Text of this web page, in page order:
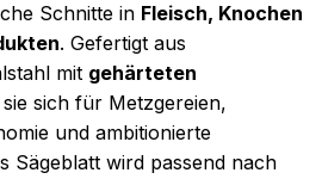
Schnitte in Fleisch, Knochen
. Gefertigt aus
mit gehärteten
sich für Metzgereien,
und ambitionierte
Sägeblatt wird passend nach